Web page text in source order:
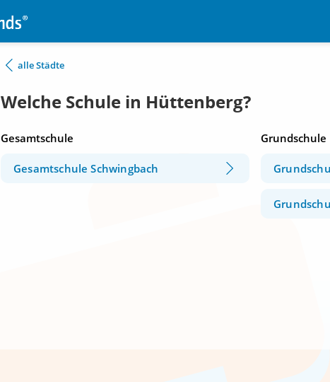
alle Städte
Welche Schule in Hüttenberg?
Gesamtschule
Gesamtschule Schwingbach
Grundschule